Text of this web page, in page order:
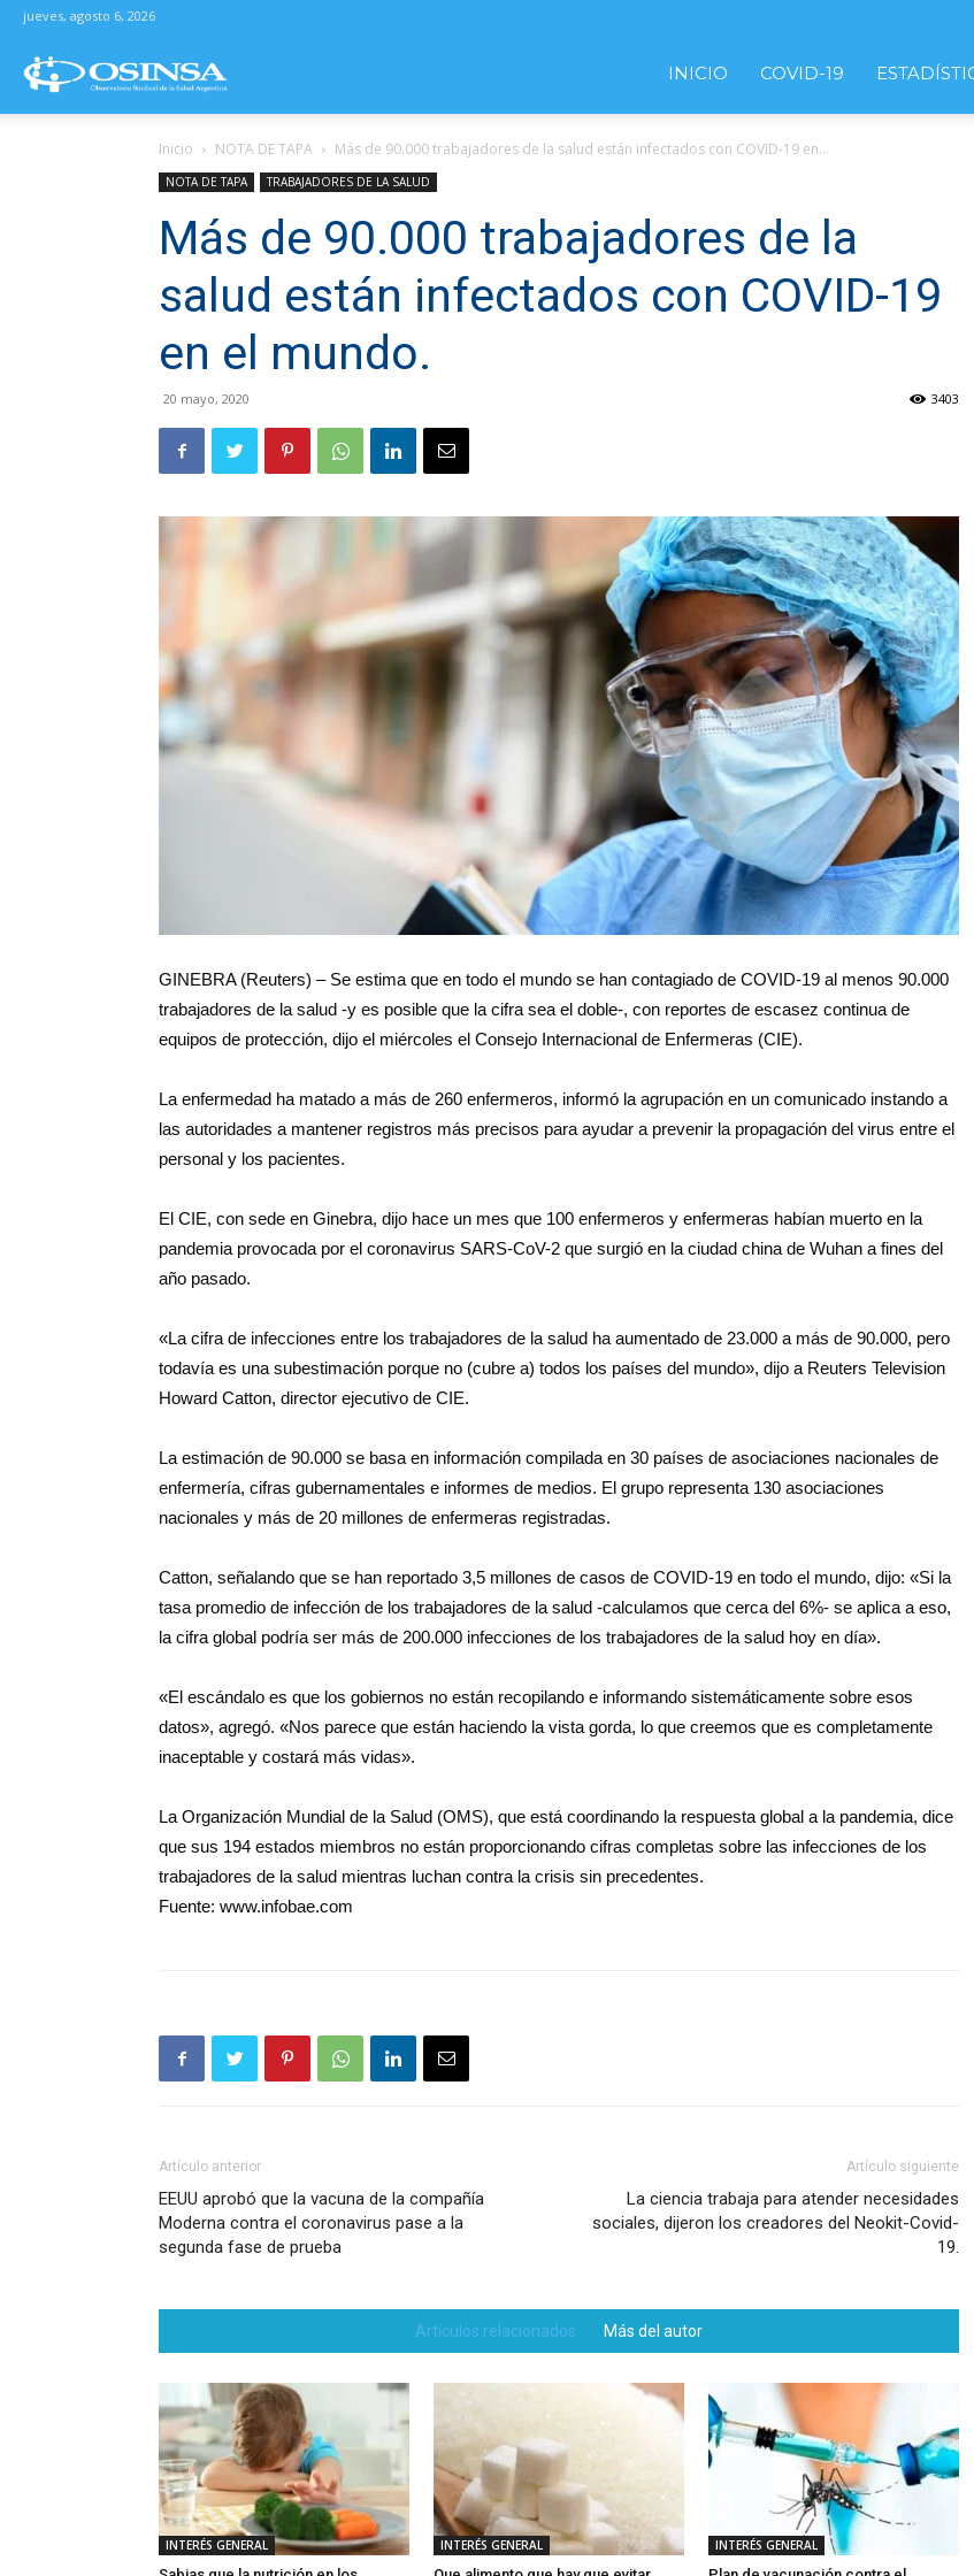
jueves, agosto 6, 2026
–
Observatorio
Sindical
de
la
Argentina
INICIO COVID-19
Inicio NOTA DE TAPA Más de 90.000 trabajadores de la salud están infectados con COVID-19 en...
NOTA DE TAPA TRABAJADORES DE LA SALUD
Más de 90.000 trabajadores de la
salud están infectados con COVID-19
en el mundo.
20 mayo, 2020 3403
GINEBRA (Reuters) – Se estima que en todo el mundo se han contagiado de COVID-19 al menos 90.000
trabajadores de la salud -y es posible que la cifra sea el doble-, con reportes de escasez continua de
equipos de protección, dijo el miércoles el Consejo Internacional de Enfermeras (CIE).
La enfermedad ha matado a más de 260 enfermeros, informó la agrupación en un comunicado instando a
las autoridades a mantener registros más precisos para ayudar a prevenir la propagación del virus entre el
personal y los pacientes.
El CIE, con sede en Ginebra, dijo hace un mes que 100 enfermeros y enfermeras habían muerto en la
pandemia provocada por el coronavirus SARS-CoV-2 que surgió en la ciudad china de Wuhan a fines del
año pasado.
«La cifra de infecciones entre los trabajadores de la salud ha aumentado de 23.000 a más de 90.000, pero
todavía es una subestimación porque no (cubre a) todos los países del mundo», dijo a Reuters Television
Howard Catton, director ejecutivo de CIE.
La estimación de 90.000 se basa en información compilada en 30 países de asociaciones nacionales de
enfermería, cifras gubernamentales e informes de medios. El grupo representa 130 asociaciones
nacionales y más de 20 millones de enfermeras registradas.
Catton, señalando que se han reportado 3,5 millones de casos de COVID-19 en todo el mundo, dijo: «Si la
tasa promedio de infección de los trabajadores de la salud -calculamos que cerca del 6%- se aplica a eso,
la cifra global podría ser más de 200.000 infecciones de los trabajadores de la salud hoy en día».
«El escándalo es que los gobiernos no están recopilando e informando sistemáticamente sobre esos
datos», agregó. «Nos parece que están haciendo la vista gorda, lo que creemos que es completamente
inaceptable y costará más vidas».
La Organización Mundial de la Salud (OMS), que está coordinando la respuesta global a la pandemia, dice
que sus 194 estados miembros no están proporcionando cifras completas sobre las infecciones de los
trabajadores de la salud mientras luchan contra la crisis sin precedentes.
Fuente: www.infobae.com
Artículo anterior
EEUU aprobó que la vacuna de la compañía
Moderna contra el coronavirus pase a la
segunda fase de prueba
Artículo siguiente
La ciencia trabaja para atender necesidades
sociales, dijeron los creadores del Neokit-Covid-
19.
Artículos relacionados Más del autor
INTERÉS GENERAL INTERÉS GENERAL INTERÉS GENERAL